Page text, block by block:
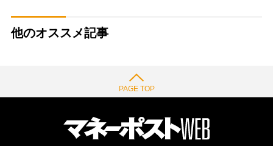
他のオススメ記事
PAGE TOP